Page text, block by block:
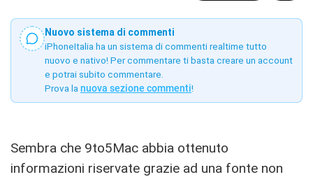
Nuovo sistema di commenti
iPhoneItalia ha un sistema di commenti realtime tutto
nuovo e nativo! Per commentare ti basta creare un account
e potrai subito commentare.
Prova la nuova sezione commenti!
Sembra che 9to5Mac abbia ottenuto
informazioni riservate grazie ad una fonte non